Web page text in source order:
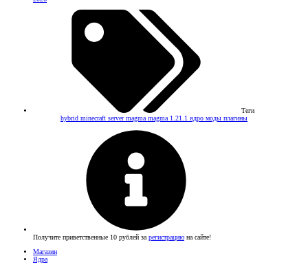
Теги
hybrid minecraft servermagma magma 1.21.1 ядро моды плагины
Получите приветственные 10 рублей за регистрацию на сайте!
Магазин
Ядра